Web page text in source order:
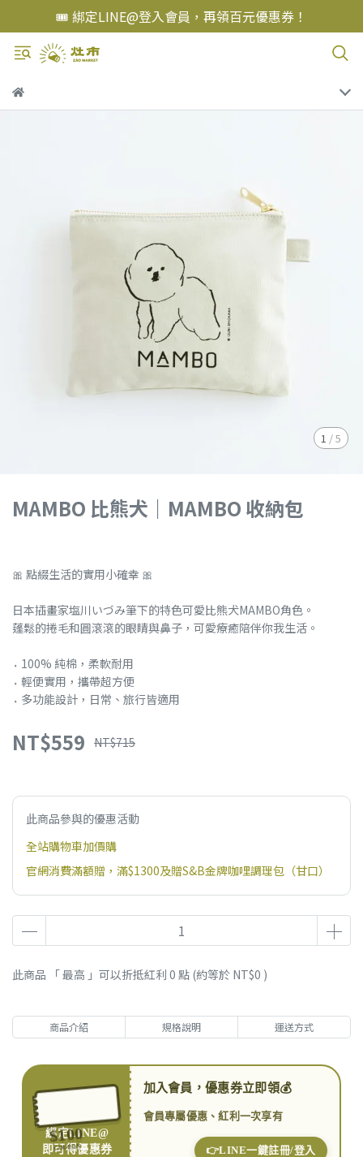
🎟️ 綁定LINE@登入會員，再領百元優惠券！
1 /5
MAMBO 比熊犬｜MAMBO 收納包
🎀 點綴生活的實用小確幸 🎀
日本插畫家塩川いづみ筆下的特色可愛比熊犬MAMBO角色。
蓬鬆的捲毛和圓滾滾的眼睛與鼻子，可愛療癒陪伴你我生活。
⬪ 100% 純棉，柔軟耐用
⬪ 輕便實用，攜帶超方便
⬪ 多功能設計，日常、旅行皆適用
NT$559 NT$715
此商品參與的優惠活動
全站購物車加價購
官網消費滿額贈，滿$1300及贈S&B金牌咖哩調理包（甘口）
此商品 「 最高 」可以折抵紅利 0 點 (約等於 NT$0 )
商品介紹 規格說明 運送方式
$100
COUPON
綁定LINE@
即可得優惠券
加入會員，優惠券立即領💰
會員專屬優惠、紅利一次享有
👉LINE一鍵註冊/登入